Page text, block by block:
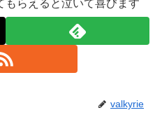
もらえると泣いて喜びます
valkyrie